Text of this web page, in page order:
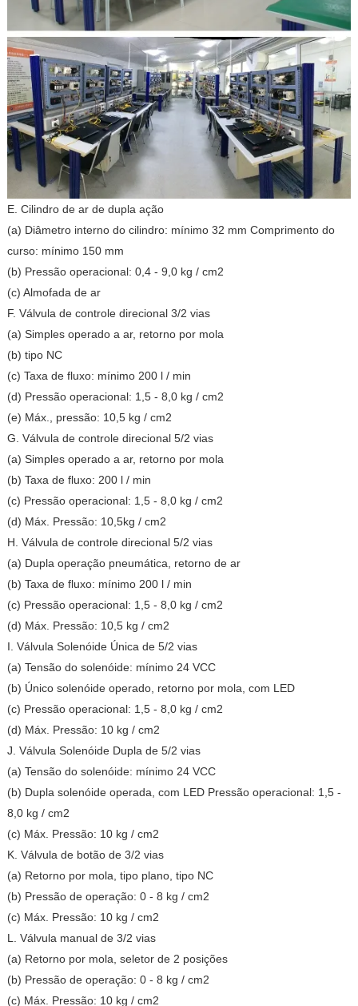
E. Cilindro de ar de dupla ação
(a) Diâmetro interno do cilindro: mínimo 32 mm Comprimento do
curso: mínimo 150 mm
(b) Pressão operacional: 0,4 - 9,0 kg / cm2
(c) Almofada de ar
F. Válvula de controle direcional 3/2 vias
(a) Simples operado a ar, retorno por mola
(b) tipo NC
(c) Taxa de fluxo: mínimo 200 l / min
(d) Pressão operacional: 1,5 - 8,0 kg / cm2
(e) Máx., pressão: 10,5 kg / cm2
G. Válvula de controle direcional 5/2 vias
(a) Simples operado a ar, retorno por mola
(b) Taxa de fluxo: 200 l / min
(c) Pressão operacional: 1,5 - 8,0 kg / cm2
(d) Máx. Pressão: 10,5kg / cm2
H. Válvula de controle direcional 5/2 vias
(a) Dupla operação pneumática, retorno de ar
(b) Taxa de fluxo: mínimo 200 l / min
(c) Pressão operacional: 1,5 - 8,0 kg / cm2
(d) Máx. Pressão: 10,5 kg / cm2
I. Válvula Solenóide Única de 5/2 vias
(a) Tensão do solenóide: mínimo 24 VCC
(b) Único solenóide operado, retorno por mola, com LED
(c) Pressão operacional: 1,5 - 8,0 kg / cm2
(d) Máx. Pressão: 10 kg / cm2
J. Válvula Solenóide Dupla de 5/2 vias
(a) Tensão do solenóide: mínimo 24 VCC
(b) Dupla solenóide operada, com LED Pressão operacional: 1,5 -
8,0 kg / cm2
(c) Máx. Pressão: 10 kg / cm2
K. Válvula de botão de 3/2 vias
(a) Retorno por mola, tipo plano, tipo NC
(b) Pressão de operação: 0 - 8 kg / cm2
(c) Máx. Pressão: 10 kg / cm2
L. Válvula manual de 3/2 vias
(a) Retorno por mola, seletor de 2 posições
(b) Pressão de operação: 0 - 8 kg / cm2
(c) Máx. Pressão: 10 kg / cm2